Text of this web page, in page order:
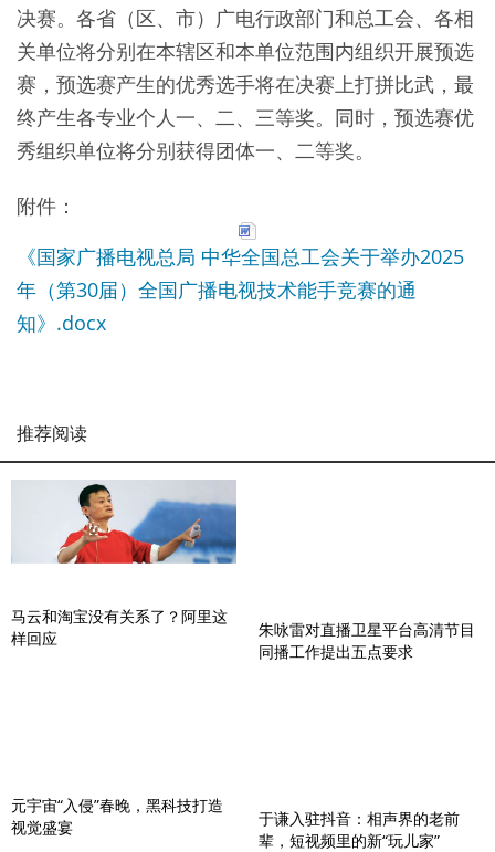
决赛。各省（区、市）广电行政部门和总工会、各相
关单位将分别在本辖区和本单位范围内组织开展预选
赛，预选赛产生的优秀选手将在决赛上打拼比武，最
终产生各专业个人一、二、三等奖。同时，预选赛优
秀组织单位将分别获得团体一、二等奖。
附件：
《国家广播电视总局 中华全国总工会关于举办2025
年（第30届）全国广播电视技术能手竞赛的通
知》.docx
推荐阅读
马云和淘宝没有关系了？阿里这
样回应
元宇宙“入侵”春晚，黑科技打造
视觉盛宴
朱咏雷对直播卫星平台高清节目
同播工作提出五点要求
于谦入驻抖音：相声界的老前
辈，短视频里的新“玩儿家”